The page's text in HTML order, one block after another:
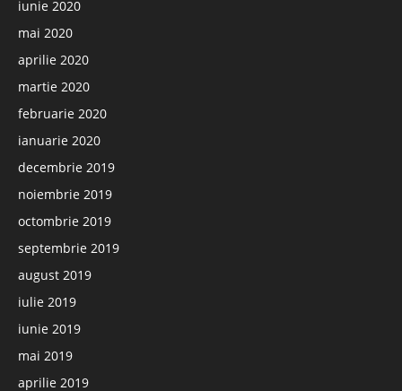
iunie 2020
mai 2020
aprilie 2020
martie 2020
februarie 2020
ianuarie 2020
decembrie 2019
noiembrie 2019
octombrie 2019
septembrie 2019
august 2019
iulie 2019
iunie 2019
mai 2019
aprilie 2019